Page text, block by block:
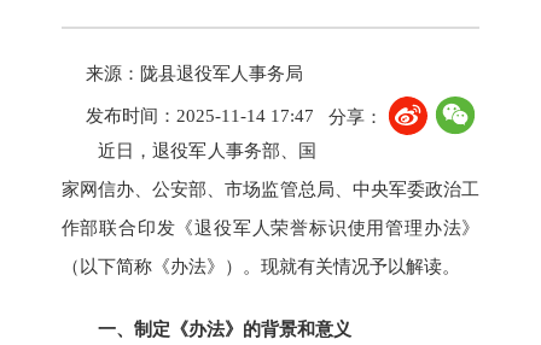
来源：陇县退役军人事务局
发布时间：2025-11-14 17:47
分享：
近日，退役军人事务部、国
家网信办、公安部、市场监管总局、中央军委政治工
作部联合印发《退役军人荣誉标识使用管理办法》
（以下简称《办法》）。现就有关情况予以解读。
一、制定《办法》的背景和意义